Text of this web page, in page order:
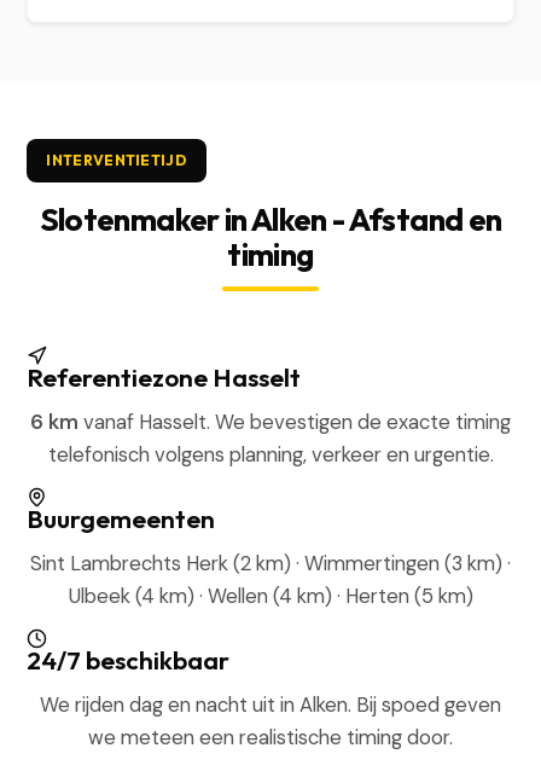
INTERVENTIETIJD
Slotenmaker in Alken - Afstand en
timing
Referentiezone Hasselt
6 km vanaf Hasselt. We bevestigen de exacte timing
telefonisch volgens planning, verkeer en urgentie.
Buurgemeenten
Sint Lambrechts Herk (2 km) · Wimmertingen (3 km) ·
Ulbeek (4 km) · Wellen (4 km) · Herten (5 km)
24/7 beschikbaar
We rijden dag en nacht uit in Alken. Bij spoed geven
we meteen een realistische timing door.